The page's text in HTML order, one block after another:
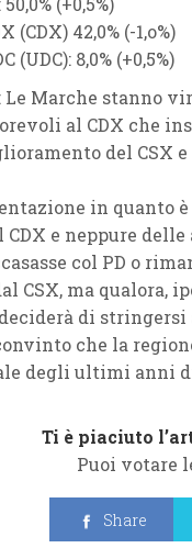
(CDX) 42,0% (-1,o%)
(UDC): 8,0% (+0,5%)
: Le Marche stanno
al CDX che
del CSX
in quanto
CDX e neppure
col PD o
CSX, ma qualora,
deciderà di stringersi
che la
degli ultimi anni
Ti è piaciuto
Puoi votare
Share